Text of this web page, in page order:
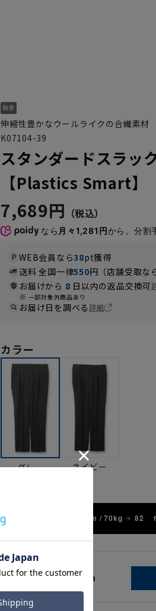
伸縮性豊かなウールライクの合繊素材
K07104-39
スタンダードスラッ
【Plastics Smart】
7,689円
なら 月々1,281円から。分割
WEB会員なら38pt獲得
送料 全国一律550円（店舗受取な
お届けから 8 日以内の返品交換可
一部対象外商品あり
お届け日を調べる詳細
カラー
グレー ネイビー
173cm / 70kg 82
88cm